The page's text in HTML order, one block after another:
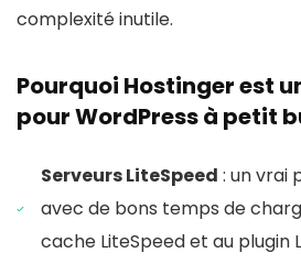
complexité inutile.
Pourquoi Hostinger est
pour WordPress à petit
Serveurs LiteSpeed : un vrai
avec de bons temps de
cache LiteSpeed et au plugin